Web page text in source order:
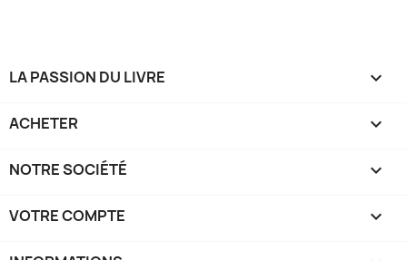
LA PASSION DU LIVRE 
ACHETER 
NOTRE SOCIÉTÉ 
VOTRE COMPTE 